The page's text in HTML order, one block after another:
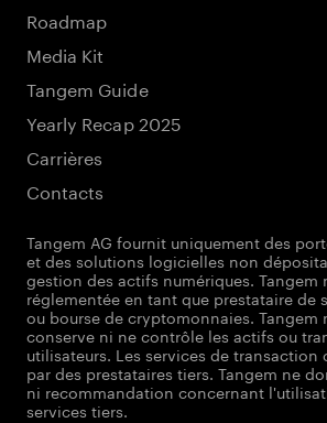
Roadmap
Media Kit
Tangem Guide
Yearly Recap 2025
Carrières
Contacts
Tangem AG fournit uniquement des
et des solutions logicielles non
gestion des actifs numériques. Tangem
réglementée en tant que prestataire de
ou bourse de cryptomonnaies. Tangem
conserve ni ne contrôle les actifs ou
utilisateurs. Les services de
par des prestataires tiers. Tangem ne
ni recommandation concernant
services tiers.